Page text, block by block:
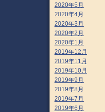
2020年5月
2020年4月
2020年3月
2020年2月
2020年1月
2019年12月
2019年11月
2019年10月
2019年9月
2019年8月
2019年7月
2019年6月